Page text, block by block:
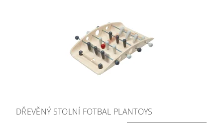
DŘEVĚNÝ STOLNÍ FOTBAL PLANTOYS